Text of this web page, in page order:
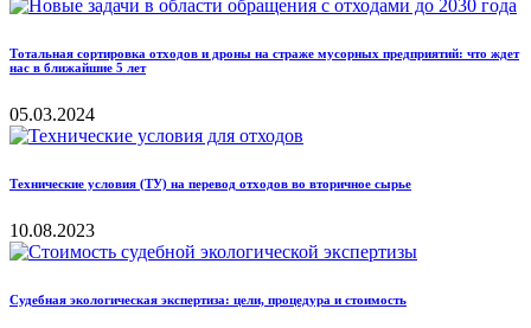
Тотальная сортировка отходов и дроны на страже мусорных предприятий: что ждет
нас в ближайшие 5 лет
05.03.2024
Технические условия (ТУ) на перевод отходов во вторичное сырье
10.08.2023
Судебная экологическая экспертиза: цели, процедура и стоимость